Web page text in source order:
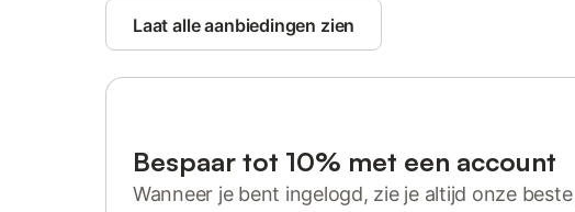
Laat alle aanbiedingen zien
Bespaar tot 10% met een account
Wanneer je bent ingelogd, zie je altijd onze